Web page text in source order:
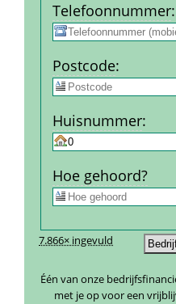
7.866× ingevuld
Één van onze
met je op voor een
Telefoon­nummer:
Post­code:
Huis­nummer:
Hoe gehoord?